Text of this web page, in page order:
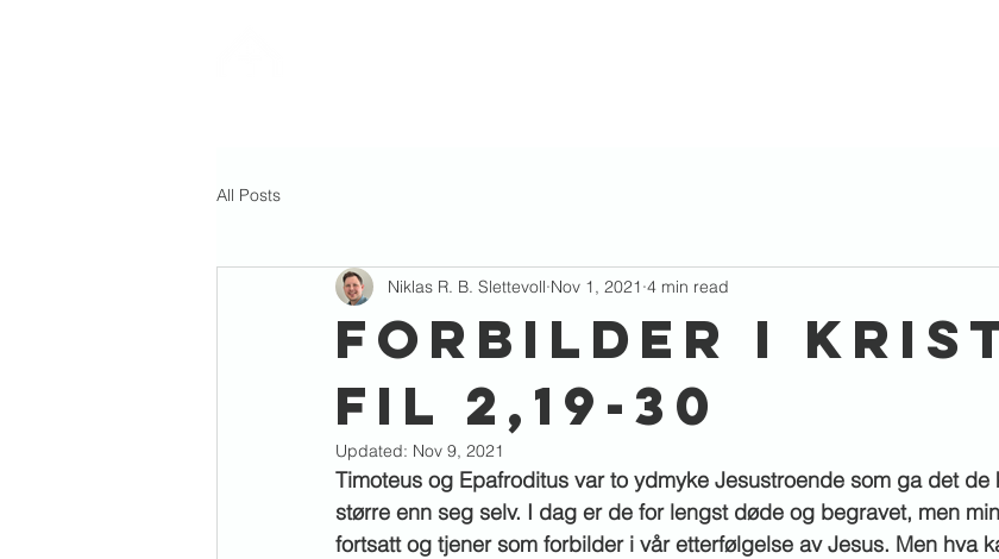
All Posts
FORBILDER I
Fil 2,19-30
Niklas R. B. Slettevoll Nov 1, 2021 4 min read
Updated: Nov 9, 2021
Timoteus og Epafroditus var to ydmyke Jesustroende som ga det de
større enn seg selv. I dag er de for lengst døde og begravet, men
fortsatt og tjener som forbilder i vår etterfølgelse av Jesus. Men hva